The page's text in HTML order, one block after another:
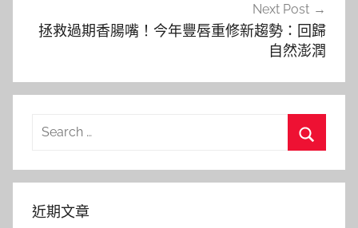
Next Post
拯救過期香腸嘴！今年豐唇重修新趨勢：回歸
自然澎潤
Search
近期文章